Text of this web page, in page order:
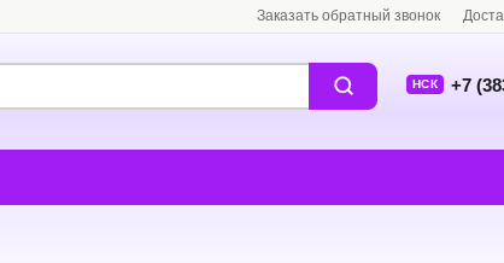
Заказать обратный звонок
НСК +7